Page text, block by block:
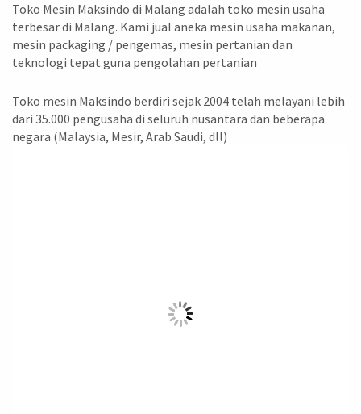
Toko Mesin Maksindo di Malang adalah toko mesin usaha
terbesar di Malang. Kami jual aneka mesin usaha makanan,
mesin packaging / pengemas, mesin pertanian dan
teknologi tepat guna pengolahan pertanian
Toko mesin Maksindo berdiri sejak 2004 telah melayani lebih
dari 35.000 pengusaha di seluruh nusantara dan beberapa
negara (Malaysia, Mesir, Arab Saudi, dll)